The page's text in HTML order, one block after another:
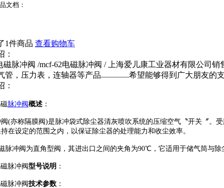
文档：
1件商品 查看购物车
：
磁脉冲阀 /mcf-62电磁脉冲阀 / 上海爱儿康工业器材有限公司
管，压力表，连轴器等产品..............希望能够得到广大朋友的
：
脉冲阀概述 ：
(亦称隔膜阀)是脉冲袋式除尘器清灰喷吹系统的压缩空气〝开关〞。
在设定的范围之内，以保证除尘器的处理能力和收尘效率。
脉冲阀为直角型阀，其进出口之间的夹角为90℃，它适用于储气筒与
脉冲阀型号说明 ：
脉冲阀技术参数 ：